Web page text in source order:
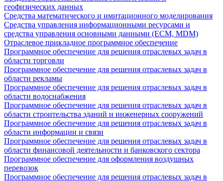
геофизических данных
Средства математического и имитационного моделирования
Средства управления информационными ресурсами и
средства управления основными данными (ECM, MDM)
Отраслевое прикладное программное обеспечение
Программное обеспечение для решения отраслевых задач в
области торговли
Программное обеспечение для решения отраслевых задач в
области рекламы
Программное обеспечение для решения отраслевых задач в
области водоснабжения
Программное обеспечение для решения отраслевых задач в
области строительства зданий и инженерных сооружений
Программное обеспечение для решения отраслевых задач в
области информации и связи
Программное обеспечение для решения отраслевых задач в
области финансовой деятельности и банковского сектора
Программное обеспечение для оформления воздушных
перевозок
Программное обеспечение для решения отраслевых задач в